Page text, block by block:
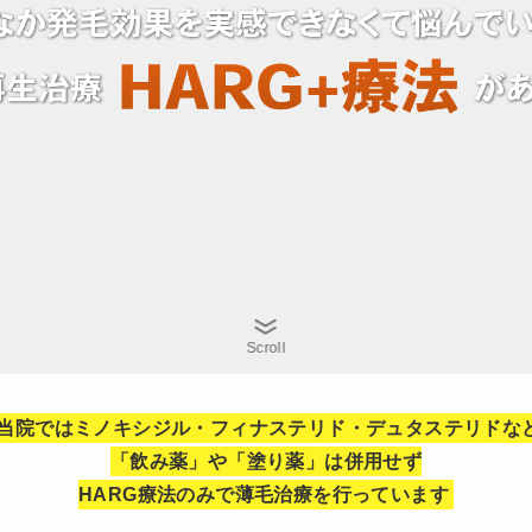
Scroll
院ではミノキシジル・フィナステリド・デュタステリドな
「飲み薬」や「塗り薬」は併用せず
HARG療法のみで薄毛治療を行っています